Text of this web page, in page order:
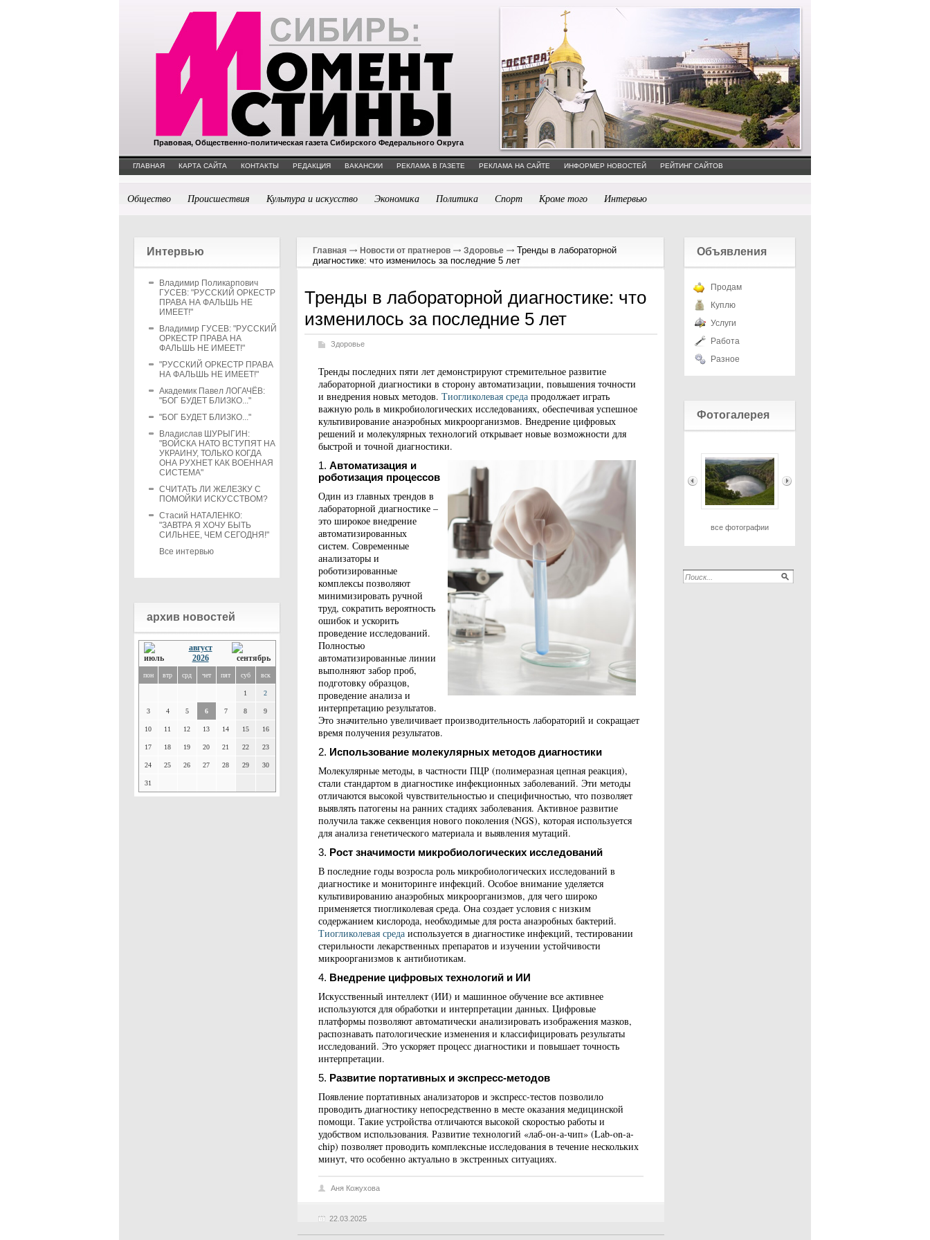
Правовая, Общественно-политическая газета Сибирского Федерального Округа
ГЛАВНАЯ КАРТА САЙТА КОНТАКТЫ РЕДАКЦИЯ ВАКАНСИИ РЕКЛАМА В ГАЗЕТЕ РЕКЛАМА НА САЙТЕ ИНФОРМЕР НОВОСТЕЙ РЕЙТИНГ САЙТОВ
Общество Происшествия Культура и искусство Экономика Политика Спорт Кроме того Интервью
Интервью
Владимир Поликарпович
ГУСЕВ: "РУССКИЙ ОРКЕСТР
ПРАВА НА ФАЛЬШЬ НЕ
ИМЕЕТ!"
Владимир ГУСЕВ: "РУССКИЙ
ОРКЕСТР ПРАВА НА
ФАЛЬШЬ НЕ ИМЕЕТ!"
"РУССКИЙ ОРКЕСТР ПРАВА
НА ФАЛЬШЬ НЕ ИМЕЕТ!"
Академик Павел ЛОГАЧЁВ:
"БОГ БУДЕТ БЛИЗКО..."
"БОГ БУДЕТ БЛИЗКО..."
Владислав ШУРЫГИН:
"ВОЙСКА НАТО ВСТУПЯТ НА
УКРАИНУ, ТОЛЬКО КОГДА
ОНА РУХНЕТ КАК ВОЕННАЯ
СИСТЕМА"
СЧИТАТЬ ЛИ ЖЕЛЕЗКУ С
ПОМОЙКИ ИСКУССТВОМ?
Стасий НАТАЛЕНКО:
"ЗАВТРА Я ХОЧУ БЫТЬ
СИЛЬНЕЕ, ЧЕМ СЕГОДНЯ!"
Все интервью
архив новостей
август
2026
пон втр срд чет пят суб вск
1 2
3 4 5 6 7 8 9
10 11 12 13 14 15 16
17 18 19 20 21 22 23
24 25 26 27 28 29 30
31
Главная Новости от пратнеров Здоровье
Тренды в лабораторной
диагностике: что изменилось за последние 5 лет
Тренды в лабораторной диагностике: что
изменилось за последние 5 лет
Здоровье
Тренды последних пяти лет демонстрируют стремительное развитие
лабораторной диагностики в сторону автоматизации, повышения точности
и внедрения новых методов. Тиогликолевая средапродолжает играть
важную роль в микробиологических исследованиях, обеспечивая успешное
культивирование анаэробных микроорганизмов. Внедрение цифровых
решений и молекулярных технологий открывает новые возможности для
быстрой и точной диагностики.
1. Автоматизация и
роботизация процессов
Один из главных трендов в
лабораторной диагностике –
это широкое внедрение
автоматизированных
систем. Современные
анализаторы и
роботизированные
комплексы позволяют
минимизировать ручной
труд, сократить вероятность
ошибок и ускорить
проведение исследований.
Полностью
автоматизированные линии
выполняют забор проб,
подготовку образцов,
проведение анализа и
интерпретацию результатов.
Это значительно увеличивает производительность лабораторий и сокращает
время получения результатов.
2. Использование молекулярных методов диагностики
Молекулярные методы, в частности ПЦР (полимеразная цепная реакция),
стали стандартом в диагностике инфекционных заболеваний. Эти методы
отличаются высокой чувствительностью и специфичностью, что позволяет
выявлять патогены на ранних стадиях заболевания. Активное развитие
получила также секвенция нового поколения (NGS), которая используется
для анализа генетического материала и выявления мутаций.
3. Рост значимости микробиологических исследований
В последние годы возросла роль микробиологических исследований в
диагностике и мониторинге инфекций. Особое внимание уделяется
культивированию анаэробных микроорганизмов, для чего широко
применяется тиогликолевая среда. Она создает условия с низким
содержанием кислорода, необходимые для роста анаэробных бактерий.
Тиогликолевая средаиспользуется в диагностике инфекций, тестировании
стерильности лекарственных препаратов и изучении устойчивости
микроорганизмов к антибиотикам.
4. Внедрение цифровых технологий и ИИ
Искусственный интеллект (ИИ) и машинное обучение все активнее
используются для обработки и интерпретации данных. Цифровые
платформы позволяют автоматически анализировать изображения мазков,
распознавать патологические изменения и классифицировать результаты
исследований. Это ускоряет процесс диагностики и повышает точность
интерпретации.
5. Развитие портативных и экспресс-методов
Появление портативных анализаторов и экспресс-тестов позволило
проводить диагностику непосредственно в месте оказания медицинской
помощи. Такие устройства отличаются высокой скоростью работы и
удобством использования. Развитие технологий «лаб-он-а-чип» (Lab-on-a-
chip) позволяет проводить комплексные исследования в течение нескольких
минут, что особенно актуально в экстренных ситуациях.
22.03.2025
Аня Кожухова
Объявления
Продам
Куплю
Услуги
Работа
Разное
Фотогалерея
все фотографии